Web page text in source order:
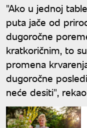
"Ako u jednoj
puta jače od
dugoročne
kratkoričnim, to
promena
dugoročne
neće desiti",